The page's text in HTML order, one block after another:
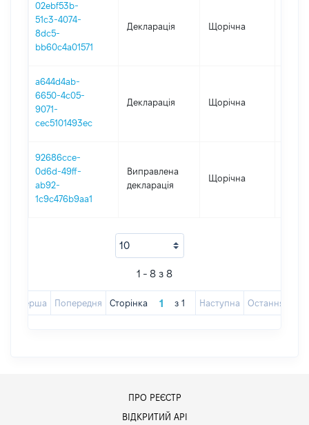
02ebf53b-
51c3-4074-
8dc5-
bb60c4a01571
Декларація Щорічна
a644d4ab-
6650-4c05-
9071-
cec5101493ec
Декларація Щорічна
92686cce-
0d6d-49ff-
ab92-
1c9c476b9aa1
Виправлена
декларація
Щорічна
1 - 8 з 8
Перша Попередня Сторінка з 1 Наступна Остання
ПРО РЕЄСТР
ВІДКРИТИЙ АРІ